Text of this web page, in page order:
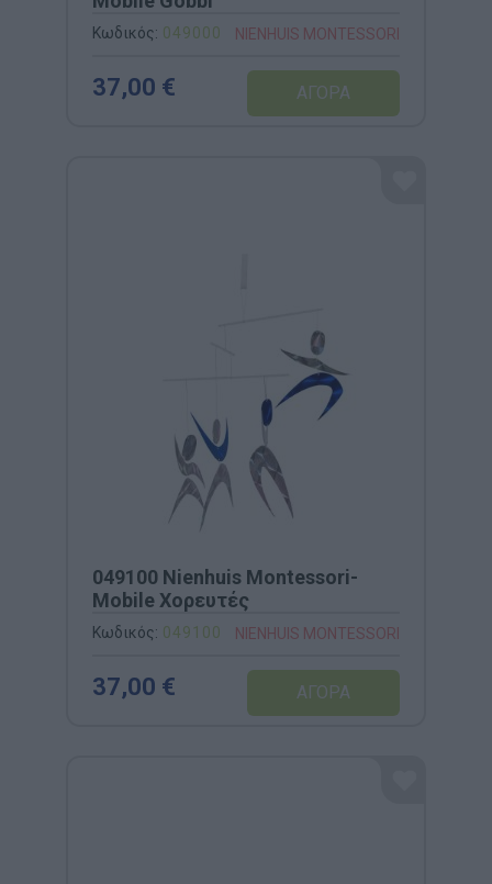
Κωδικός: 049000 NIENHUIS MONTESSORI
37,00 €
049100 Nienhuis Montessori-
Mobile Χορευτές
Κωδικός: 049100 NIENHUIS MONTESSORI
37,00 €